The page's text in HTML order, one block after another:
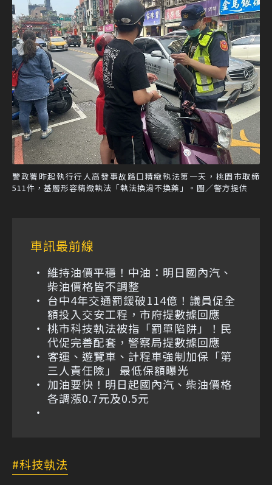
警政署昨起執行行人高發事故路口精緻執法第一天，桃園市取締
511件，基層形容精緻執法「執法換湯不換藥」。圖／警方提供
車訊最前線
維持油價平穩！中油：明日國內汽、
柴油價格皆不調整
台中4年交通罰鍰破114億！議員促全
額投入交安工程，市府提數據回應
桃市科技執法被指「罰單陷阱」！民
代促完善配套，警察局提數據回應
客運、遊覽車、計程車強制加保「第
三人責任險」 最低保額曝光
加油要快！明日起國內汽、柴油價格
各調漲0.7元及0.5元
科技執法